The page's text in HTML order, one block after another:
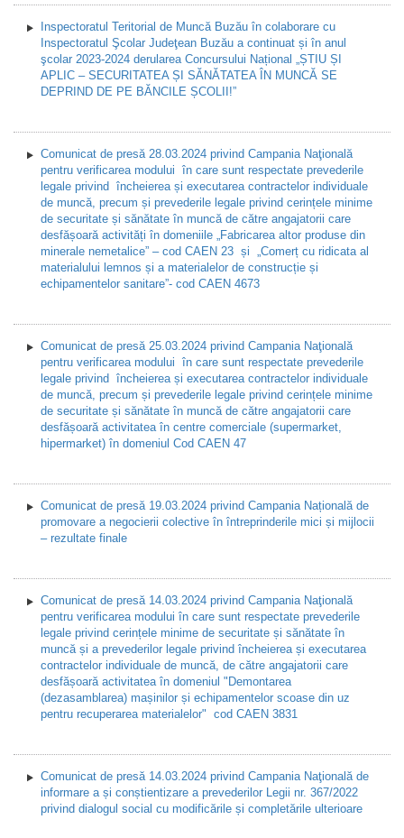
Inspectoratul Teritorial de Muncă Buzău în colaborare cu
Inspectoratul Şcolar Judeţean Buzău a continuat și în anul
şcolar 2023-2024 derularea Concursului Național „ȘTIU ȘI
APLIC – SECURITATEA ȘI SĂNĂTATEA ÎN MUNCĂ SE
DEPRIND DE PE BĂNCILE ȘCOLII!”
Comunicat de presă 28.03.2024 privind Campania Naţională
pentru verificarea modului în care sunt respectate prevederile
legale privind încheierea și executarea contractelor individuale
de muncă, precum și prevederile legale privind cerințele minime
de securitate și sănătate în muncă de către angajatorii care
desfășoară activități în domeniile „Fabricarea altor produse din
minerale nemetalice” – cod CAEN 23 și „Comerț cu ridicata al
materialului lemnos și a materialelor de construcție și
echipamentelor sanitare”- cod CAEN 4673
Comunicat de presă 25.03.2024 privind Campania Naţională
pentru verificarea modului în care sunt respectate prevederile
legale privind încheierea și executarea contractelor individuale
de muncă, precum și prevederile legale privind cerințele minime
de securitate și sănătate în muncă de către angajatorii care
desfășoară activitatea în centre comerciale (supermarket,
hipermarket) în domeniul Cod CAEN 47
Comunicat de presă 19.03.2024 privind Campania Națională de
promovare a negocierii colective în întreprinderile mici și mijlocii
– rezultate finale
Comunicat de presă 14.03.2024 privind Campania Naţională
pentru verificarea modului în care sunt respectate prevederile
legale privind cerințele minime de securitate și sănătate în
muncă și a prevederilor legale privind încheierea și executarea
contractelor individuale de muncă, de către angajatorii care
desfășoară activitatea în domeniul "Demontarea
(dezasamblarea) mașinilor și echipamentelor scoase din uz
pentru recuperarea materialelor" cod CAEN 3831
Comunicat de presă 14.03.2024 privind Campania Naţională de
informare a și conștientizare a prevederilor Legii nr. 367/2022
privind dialogul social cu modificările și completările ulterioare